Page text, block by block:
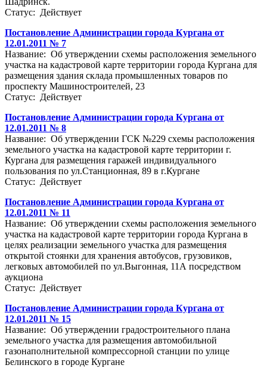
Статус: Действует
Постановление Администрации города Кургана от
12.01.2011 № 7
Название: Об утверждении схемы расположения земельного
участка на кадастровой карте территории города Кургана для
размещения здания склада промышленных товаров по
проспекту Машиностроителей, 23
Статус: Действует
Постановление Администрации города Кургана от
12.01.2011 № 8
Название: Об утверждении ГСК №229 схемы расположения
земельного участка на кадастровой карте территории г.
Кургана для размещения гаражей индивидуального
пользования по ул.Станционная, 89 в г.Кургане
Статус: Действует
Постановление Администрации города Кургана от
12.01.2011 № 11
Название: Об утверждении схемы расположения земельного
участка на кадастровой карте территории города Кургана в
целях реализации земельного участка для размещения
открытой стоянки для хранения автобусов, грузовиков,
легковых автомобилей по ул.Выгонная, 11А посредством
аукциона
Статус: Действует
Постановление Администрации города Кургана от
12.01.2011 № 15
Название: Об утверждении градостроительного плана
земельного участка для размещения автомобильной
газонаполнительной компрессорной станции по улице
Белинского в городе Кургане